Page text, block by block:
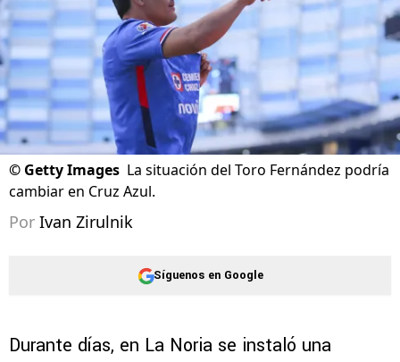
© Getty Images La situación del Toro Fernández podría
cambiar en Cruz Azul.
Por Ivan Zirulnik
Síguenos en Google
Durante días, en La Noria se instaló una